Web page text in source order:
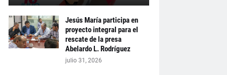
Jesús María participa en
proyecto integral para el
rescate de la presa
Abelardo L. Rodríguez
julio 31, 2026